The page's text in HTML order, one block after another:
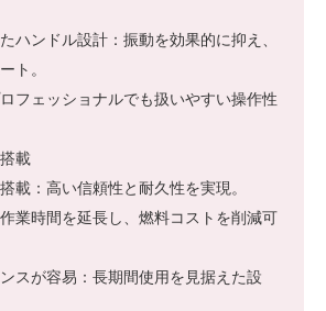
ハンドル設計：振動を効果的に抑え、
ト。
フェッショナルでも扱いやすい操作性
載
載：高い信頼性と耐久性を実現。
業時間を延長し、燃料コストを削減可
スが容易：長期間使用を見据えた設